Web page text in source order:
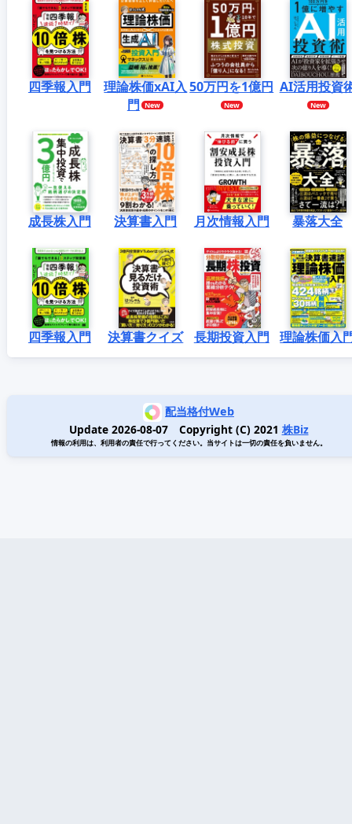
四季報入門
理論株価xAI入
門
50万円を1億円 AI活用投資
成長株入門 決算書入門 月次情報入門 暴落大全
四季報入門 決算書クイズ 長期投資入門 理論株価入
配当格付Web
Update 2026-08-07 Copyright (C) 2021 株Biz
情報の利用は、利用者の責任で行ってください。当サイトは一切の責任を負いません。